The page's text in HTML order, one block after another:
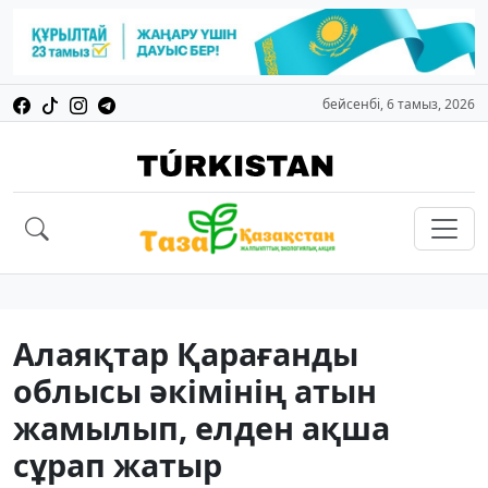
бейсенбі, 6 тамыз, 2026
Алаяқтар Қарағанды
облысы әкімінің атын
жамылып, елден ақша
сұрап жатыр